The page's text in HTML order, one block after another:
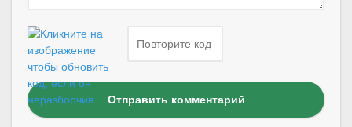
Отправить комментарий